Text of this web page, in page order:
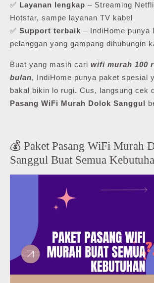
✅ Layanan lengkap – Streaming
Hotstar, sampe layanan TV kabel
✅ Support terbaik – IndiHome punya
pelanggan yang gampang dihubungin
Buat yang masih cari wifi murah 100
bulan, IndiHome punya paket spesial
bakal bikin lo rugi. Cus, langsung cek
Pasang WiFi Murah Dolok Sanggul
💰 Paket Pasang WiFi Murah
Sanggul Buat Semua